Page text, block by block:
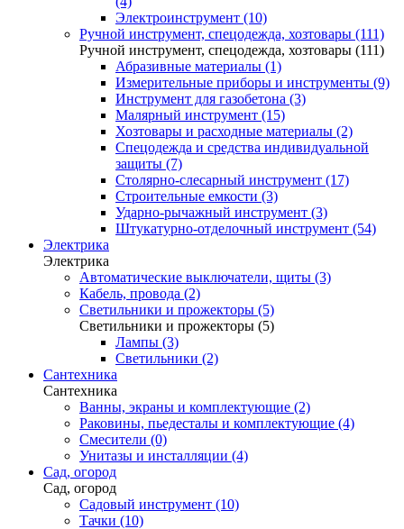
Электроинструмент (10)
Ручной инструмент, спецодежда, хозтовары (111)
Ручной инструмент, спецодежда, хозтовары (111)
Абразивные материалы (1)
Измерительные приборы и инструменты (9)
Инструмент для газобетона (3)
Малярный инструмент (15)
Хозтовары и расходные материалы (2)
Спецодежда и средства индивидуальной
защиты (7)
Столярно-слесарный инструмент (17)
Строительные емкости (3)
Ударно-рычажный инструмент (3)
Штукатурно-отделочный инструмент (54)
Электрика
Электрика
Автоматические выключатели, щиты (3)
Кабель, провода (2)
Светильники и прожекторы (5)
Светильники и прожекторы (5)
Лампы (3)
Светильники (2)
Сантехника
Сантехника
Ванны, экраны и комплектующие (2)
Раковины, пьедесталы и комплектующие (4)
Смесители (0)
Унитазы и инсталляции (4)
Сад, огород
Сад, огород
Садовый инструмент (10)
Тачки (10)